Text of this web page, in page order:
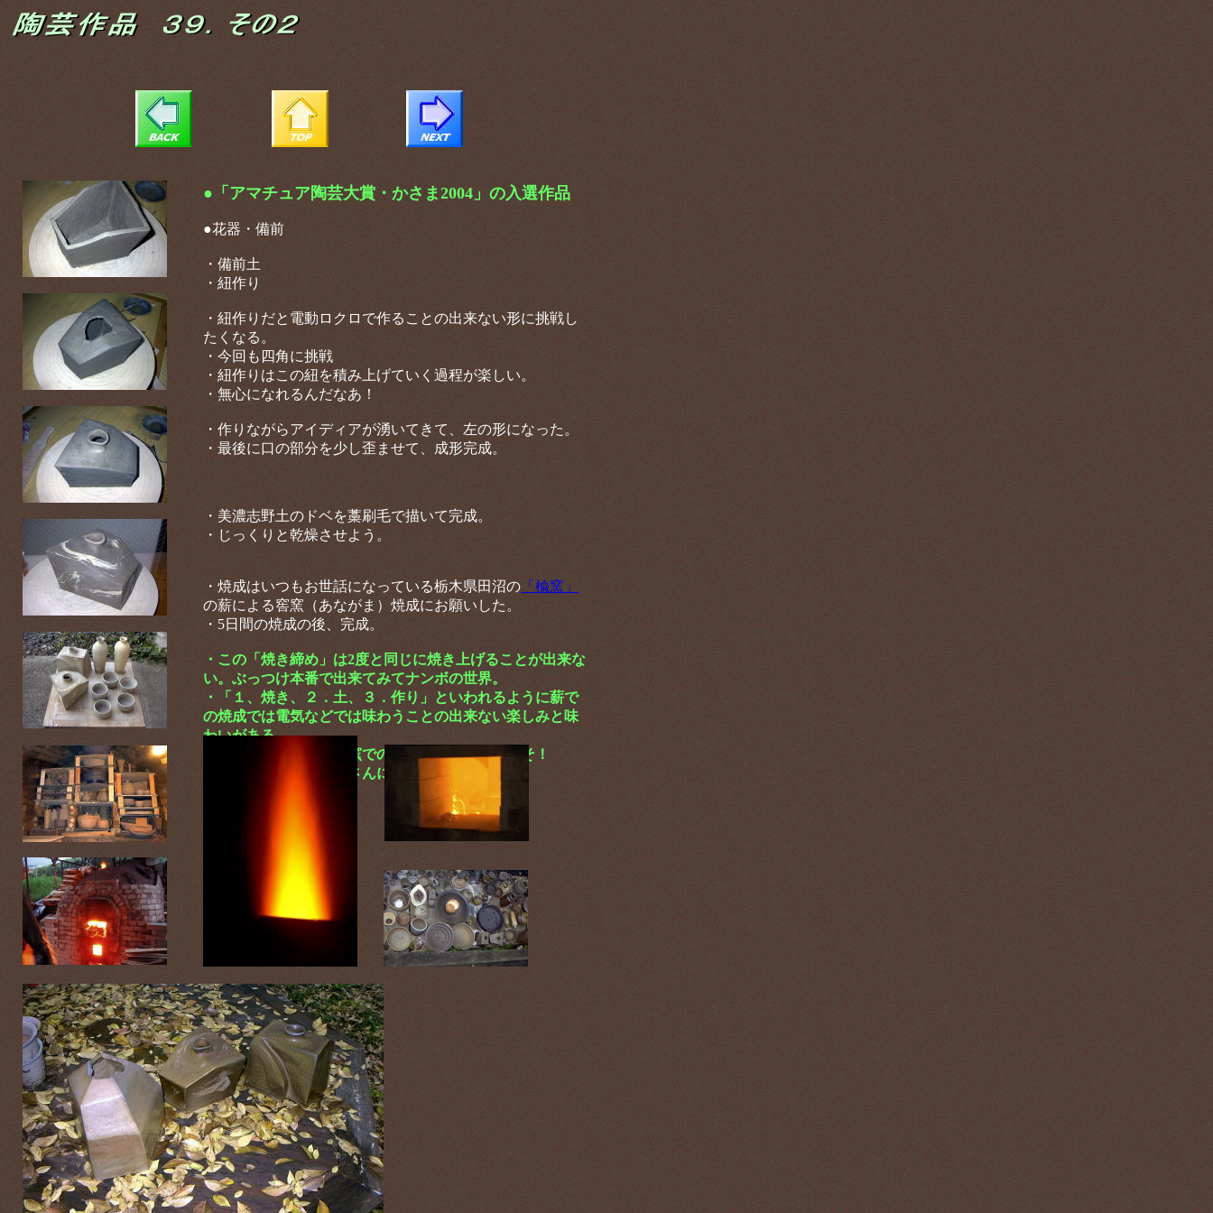
●「アマチュア陶芸大賞・かさま2004」の入選作品
●花器・備前
・備前土
・紐作り
・紐作りだと電動ロクロで作ることの出来ない形に挑戦し
たくなる。
・今回も四角に挑戦
・紐作りはこの紐を積み上げていく過程が楽しい。
・無心になれるんだなあ！
・作りながらアイディアが湧いてきて、左の形になった。
・最後に口の部分を少し歪ませて、成形完成。
・美濃志野土のドベを藁刷毛で描いて完成。
・じっくりと乾燥させよう。
・焼成はいつもお世話になっている栃木県田沼の 「楡窯」
の薪による窖窯（あながま）焼成にお願いした。
・5日間の焼成の後、完成。
・この「焼き締め」は2度と同じに焼き上げることが出来な
い。ぶっつけ本番で出来てみてナンボの世界。
・「１、焼き、２．土、３．作り」といわれるように薪で
の焼成では電気などでは味わうことの出来ない楽しみと味
わいがある。
・今回の「入選」も楡窯での焼成があったからこそ！
・楡窯のご主人、栗原さんに感謝、感謝。